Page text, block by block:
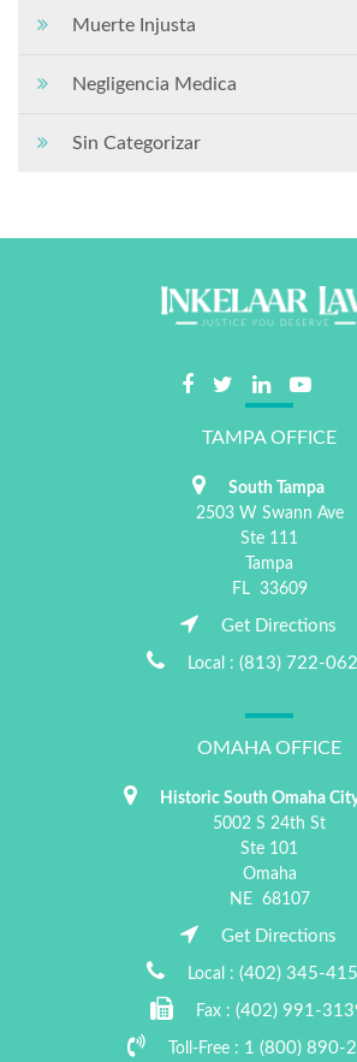
Muerte Injusta
Negligencia Medica
Sin Categorizar
TAMPA OFFICE
South Tampa
2503 W Swann Ave
Ste 111
Tampa
FL
33609
Get Directions
Local : (813) 722-
OMAHA OFFICE
Historic South Omaha City
5002 S 24th St
Ste 101
Omaha
NE
68107
Get Directions
Local : (402) 345-
Fax : (402) 991-
Toll-Free : 1 (800) 890-